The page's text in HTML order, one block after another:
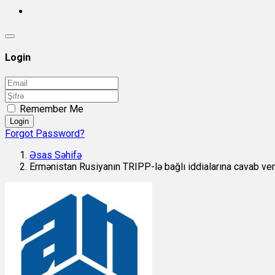
Login
Remember Me
Login
Forgot Password?
Əsas Səhifə
Ermənistan Rusiyanın TRIPP-lə bağlı iddialarına cavab